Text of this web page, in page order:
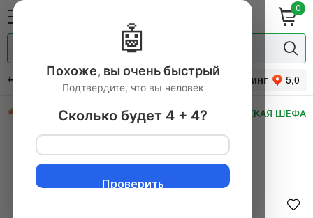
0
гастрономия
прянности
+7 (495) 744-34-31
Рейтинг
СКИДКИ НОВИНКИ МАСТЕРСКАЯ ШЕФА
Главная
Фруктовая Корзина №54
Фруктовая Корзина №54
🤖
Похоже, вы очень быстрый
Подтвердите, что вы человек
Сколько будет 4 + 4?
Проверить